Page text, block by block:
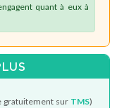
quant à eux à
gratuitement sur TMS)